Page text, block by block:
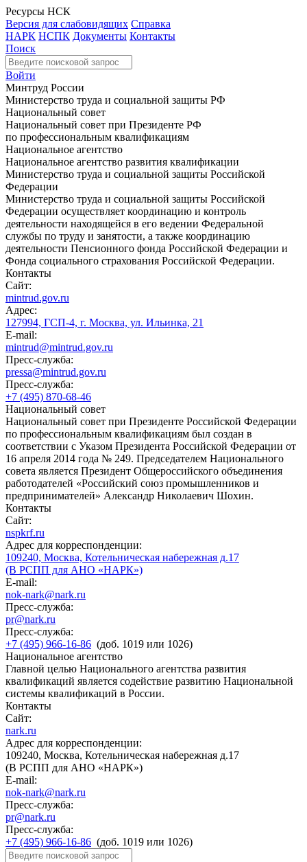
Ресурсы НСК
Версия для слабовидящих Справка
НАРК НСПК Документы Контакты
Поиск
Войти
Минтруд России
Министерство труда и социальной защиты РФ
Национальный совет
Национальный совет при Президенте РФ
по профессиональным квалификациям
Национальное агентство
Национальное агентство развития квалификации
Министерство труда и социальной защиты Российской
Федерации
Министерство труда и социальной защиты Российской
Федерации осуществляет координацию и контроль
деятельности находящейся в его ведении Федеральной
службы по труду и занятости, а также координацию
деятельности Пенсионного фонда Российской Федерации и
Фонда социального страхования Российской Федерации.
Контакты
Сайт:
mintrud.gov.ru
Адрес:
127994, ГСП-4, г. Москва, ул. Ильинка, 21
E-mail:
mintrud@mintrud.gov.ru
Пресс-служба:
pressa@mintrud.gov.ru
Пресс-служба:
+7 (495) 870-68-46
Национальный совет
Национальный совет при Президенте Российской Федерации
по профессиональным квалификациям был создан в
соответствии с Указом Президента Российской Федерации от
16 апреля 2014 года № 249. Председателем Национального
совета является Президент Общероссийского объединения
работодателей «Российский союз промышленников и
предпринимателей» Александр Николаевич Шохин.
Контакты
Сайт:
nspkrf.ru
Адрес для корреспонденции:
109240, Москва, Котельническая набережная д.17
(В РСПП для АНО «НАРК»)
E-mail:
nok-nark@nark.ru
Пресс-служба:
pr@nark.ru
Пресс-служба:
+7 (495) 966-16-86 (доб. 1019 или 1026)
Национальное агентство
Главной целью Национального агентства развития
квалификаций является содействие развитию Национальной
системы квалификаций в России.
Контакты
Сайт:
nark.ru
Адрес для корреспонденции:
109240, Москва, Котельническая набережная д.17
(В РСПП для АНО «НАРК»)
E-mail:
nok-nark@nark.ru
Пресс-служба:
pr@nark.ru
Пресс-служба:
+7 (495) 966-16-86 (доб. 1019 или 1026)